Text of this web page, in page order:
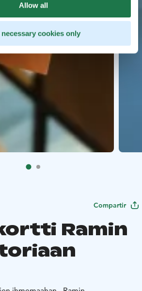
Allow all
necessary cookies only
Compartir
Ramin